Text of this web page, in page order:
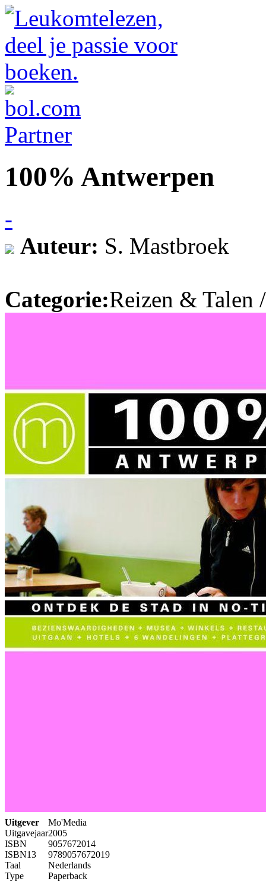
100% Antwerpen
-
Auteur: S. Mastbroek
Categorie:Reizen & Talen
Uitgever
Mo'Media
Uitgavejaar2005
ISBN
9057672014
ISBN13
9789057672019
Taal
Nederlands
Type
Paperback